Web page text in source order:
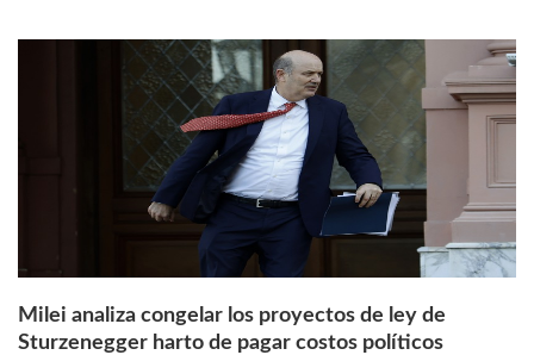
Milei analiza congelar los proyectos de ley de
Sturzenegger harto de pagar costos políticos